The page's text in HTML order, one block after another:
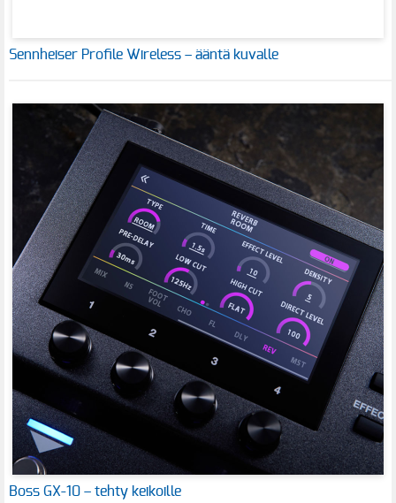
Sennheiser Profile Wireless – ääntä kuvalle
Boss GX-10 – tehty keikoille